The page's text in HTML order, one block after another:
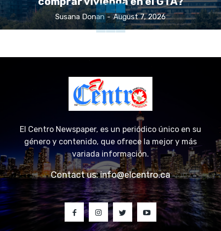
comprar vivienda en el GTA?
Susana Donan - August 7, 2026
El Centro Newspaper, es un periódico único en su
género y contenido, que ofrece la mejor y más
variada información.
Contact us:info@elcentro.ca